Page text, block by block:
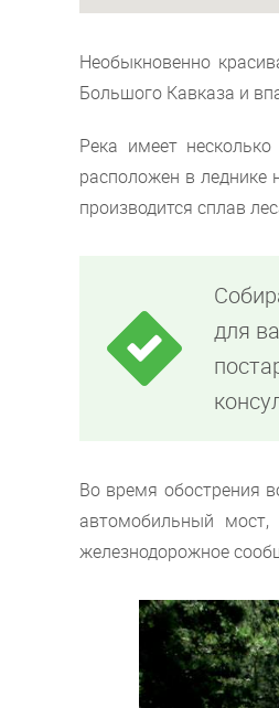
Необыкновенно
Большого Кавказа и
Река имеет
расположен в
производится сплав
для
Во время обострения
автомобильный
железнодорожное